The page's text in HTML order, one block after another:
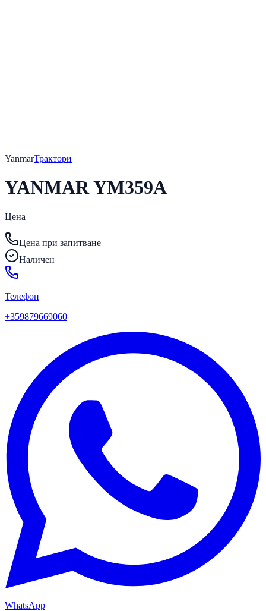
YanmarТрактори
YANMAR YM359A
Цена
Цена при запитване
Наличен
Телефон
+359879669060
WhatsApp